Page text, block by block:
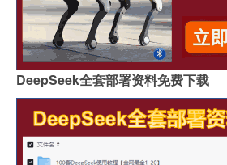
DeepSeek全套部署资料免费下载